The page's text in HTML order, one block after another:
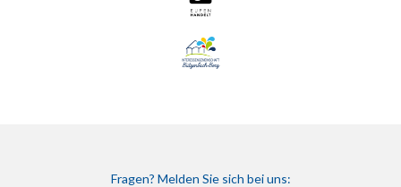
Fragen? Melden Sie sich bei uns: